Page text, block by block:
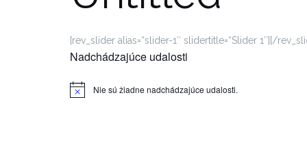
[rev_slider alias=“slider-1″ slidertitle=“Slider 1″][/
Nadchádzajúce udalosti
Notice Nie sú žiadne nadchádzajúce udalosti.